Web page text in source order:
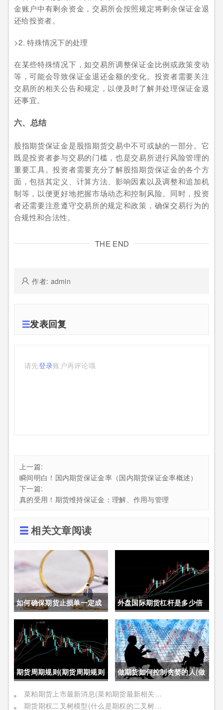
金账户中有剩余资金，交易所会按照规定将剩余保证金退
还给投资者。
>2. 特殊情况下的处理
在某些特殊情况下，如交易所调整保证金比例或政策变动
等，可能会导致保证金退还金额的变化。投资者需要关注
交易所的相关公告和规定，以便及时了解并处理保证金退
还事宜。
六、总结
股指期货保证金是股指期货交易中不可或缺的一部分。它
既是投资者参与交易的门槛，也是交易所进行风险管理的
重要工具。投资者需要充分了解股指期货保证金的各个方
面，包括其定义、计算方法、影响因素以及调整和追加机
制等，以便更好地把握市场动态和控制风险。同时，投资
者还需要注意遵守交易所的规定和政策，确保交易行为的
合规性和合法性。
THE END
作者: admin
发表回复
请先登录账户再评论哦
上一篇:
瞬间明白！国内期货保证金率（国内期货保证金率概述）
下一篇:
真的受用！期货维持保证金：理解、作用与管理
相关文章阅读
如何确保期货止损单一定成
交成功(如何确保期货止损单
一定成交成功呢)
外盘国际期货杠杆是多少倍
(外盘国际期货杠杆是多少倍
的)
期货周期规则(期货周期规则
是什么)
做期货如何控制贪婪的人(做
期货如何控制贪婪的人呢)
菜粕期货上市最新消息(菜粕期货最新相关信息)
期货期权二叉树模型(什么是期权的二叉树模型)